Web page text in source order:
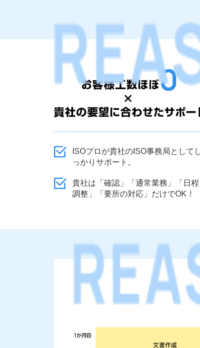
ISOプロが貴社のISO事務局として
っかりサポート。
貴社は「確認」「通常業務」「日程
調整」「要所の対応」だけでOK！